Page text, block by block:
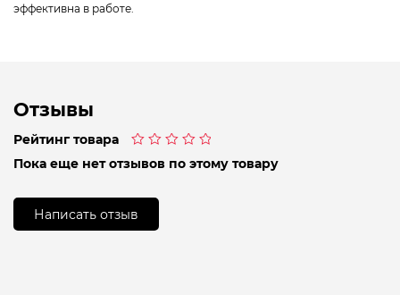
эффективна в работе.
Отзывы
Рейтинг товара
0
Пока еще нет отзывов по этому товару
Написать отзыв